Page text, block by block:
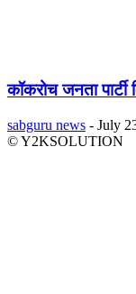
कॉकरोच जनता
sabguru news - July
© Y2KSOLUTION